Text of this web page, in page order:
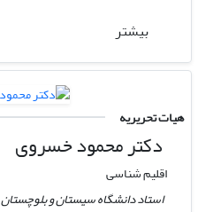
بیشتر
هیات تحریریه
دکتر محمود خسروی
اقلیم شناسی
استاد دانشگاه سیستان و بلوچستان